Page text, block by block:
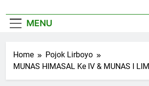
MENU
Home
Pojok Lirboyo
MUNAS HIMASAL Ke IV & MUNAS I LIM